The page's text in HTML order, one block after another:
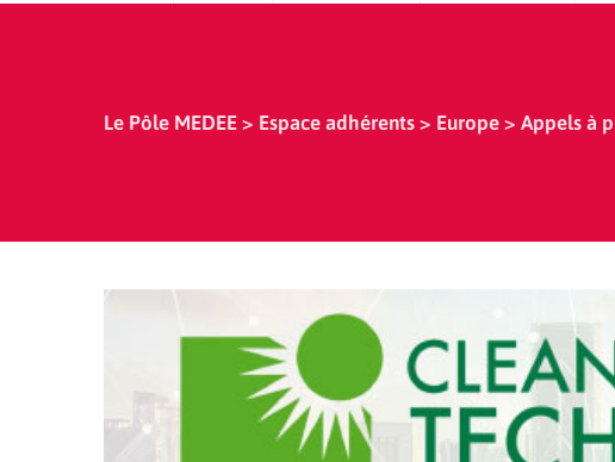
Le Pôle MEDEE > Espace adhérents > Europe > Appels à